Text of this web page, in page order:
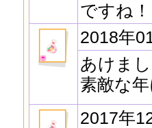
ですね！
2018年
あけま
素敵な
2017年